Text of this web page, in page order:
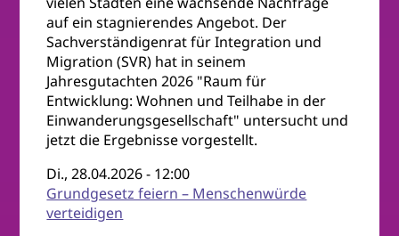
auf ein stagnierendes Angebot. Der
Sachverständigenrat für Integration und
Migration (SVR) hat in seinem
Jahresgutachten 2026 "Raum für
Entwicklung: Wohnen und Teilhabe in der
Einwanderungsgesellschaft" untersucht und
jetzt die Ergebnisse vorgestellt.
Di., 28.04.2026 - 12:00
Grundgesetz feiern – Menschenwürde
verteidigen